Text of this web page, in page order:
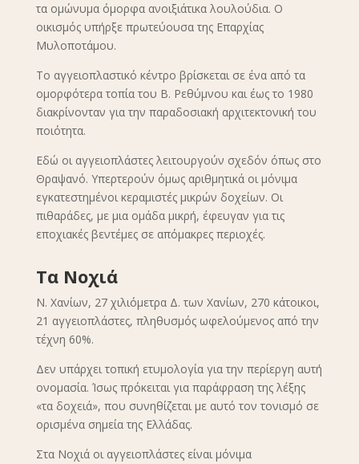
τα ομώνυμα όμορφα ανοιξιάτικα λουλούδια. Ο
οικισμός υπήρξε πρωτεύουσα της Επαρχίας
Μυλοποτάμου.
Το αγγειοπλαστικό κέντρο βρίσκεται σε ένα από τα
ομορφότερα τοπία του Β. Ρεθύμνου και έως το 1980
διακρίνονταν για την παραδοσιακή αρχιτεκτονική του
ποιότητα.
Εδώ οι αγγειοπλάστες λειτουργούν σχεδόν όπως στο
Θραψανό. Υπερτερούν όμως αριθμητικά οι μόνιμα
εγκατεστημένοι κεραμιστές μικρών δοχείων. Οι
πιθαράδες, με μια ομάδα μικρή, έφευγαν για τις
εποχιακές βεντέμες σε απόμακρες περιοχές.
Τα Νοχιά
Ν. Χανίων, 27 χιλιόμετρα Δ. των Χανίων, 270 κάτοικοι,
21 αγγειοπλάστες, πληθυσμός ωφελούμενος από την
τέχνη 60%.
Δεν υπάρχει τοπική ετυμολογία για την περίεργη αυτή
ονομασία. Ίσως πρόκειται για παράφραση της λέξης
«τα δοχειά», που συνηθίζεται με αυτό τον τονισμό σε
ορισμένα σημεία της Ελλάδας.
Στα Νοχιά οι αγγειοπλάστες είναι μόνιμα